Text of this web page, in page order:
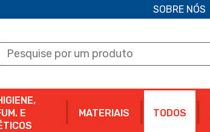
SOBRE NÓS
E
MATERIAIS TODOS